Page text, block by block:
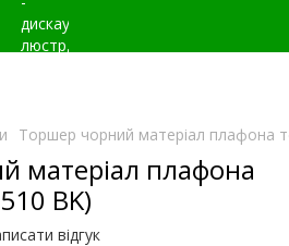
Торшер чорний матеріал плафона
матеріал плафона
BK)
відгук